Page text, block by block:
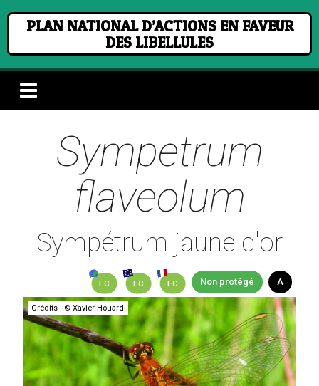
PLAN NATIONAL D’ACTIONS EN FAVEUR
DES LIBELLULES
Sympetrum
flaveolum
Sympétrum jaune d'or
LC LC LC Non protégé A
Crédits : © Xavier Houard